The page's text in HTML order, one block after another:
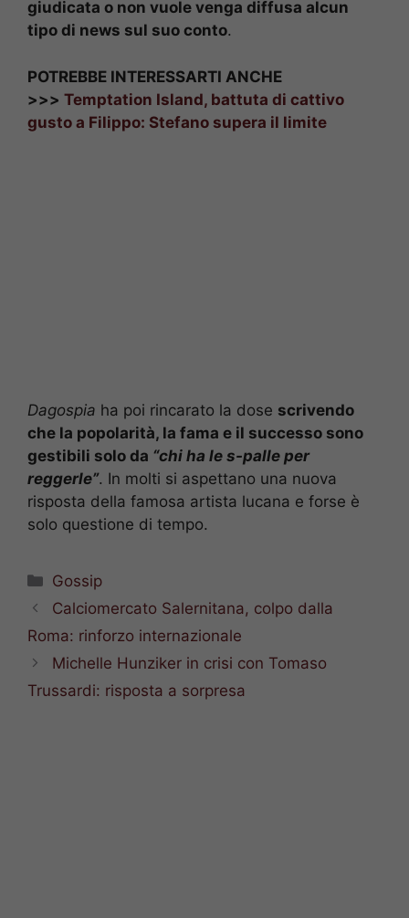
giudicata o non vuole venga diffusa alcun
tipo di news sul suo conto.
POTREBBE INTERESSARTI ANCHE
>>> Temptation Island, battuta di cattivo
gusto a Filippo: Stefano supera il limite
Dagospia ha poi rincarato la dose scrivendo
che la popolarità, la fama e il successo sono
gestibili solo da “chi ha le s-palle per
reggerle”. In molti si aspettano una nuova
risposta della famosa artista lucana e forse è
solo questione di tempo.
Categorie
Gossip
Calciomercato Salernitana, colpo dalla
Roma: rinforzo internazionale
Michelle Hunziker in crisi con Tomaso
Trussardi: risposta a sorpresa